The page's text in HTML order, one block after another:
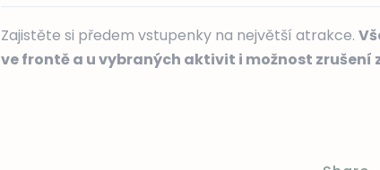
Zajistěte si předem vstupenky na největší atrakce.
ve frontě a u vybraných aktivit i možnost zrušení